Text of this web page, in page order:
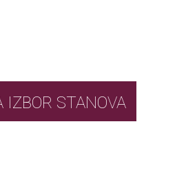
NAZAD NA IZBOR STANOVA